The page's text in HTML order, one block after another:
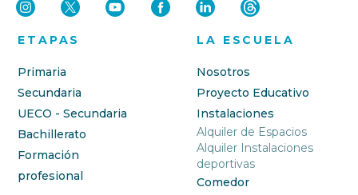
ETAPAS
Primaria
Secundaria
UECO - Secundaria
Bachillerato
Formación
profesional
LA ESCUELA
Nosotros
Proyecto Educativo
Instalaciones
Alquiler de Espacios
Alquiler Instalaciones
deportivas
Comedor